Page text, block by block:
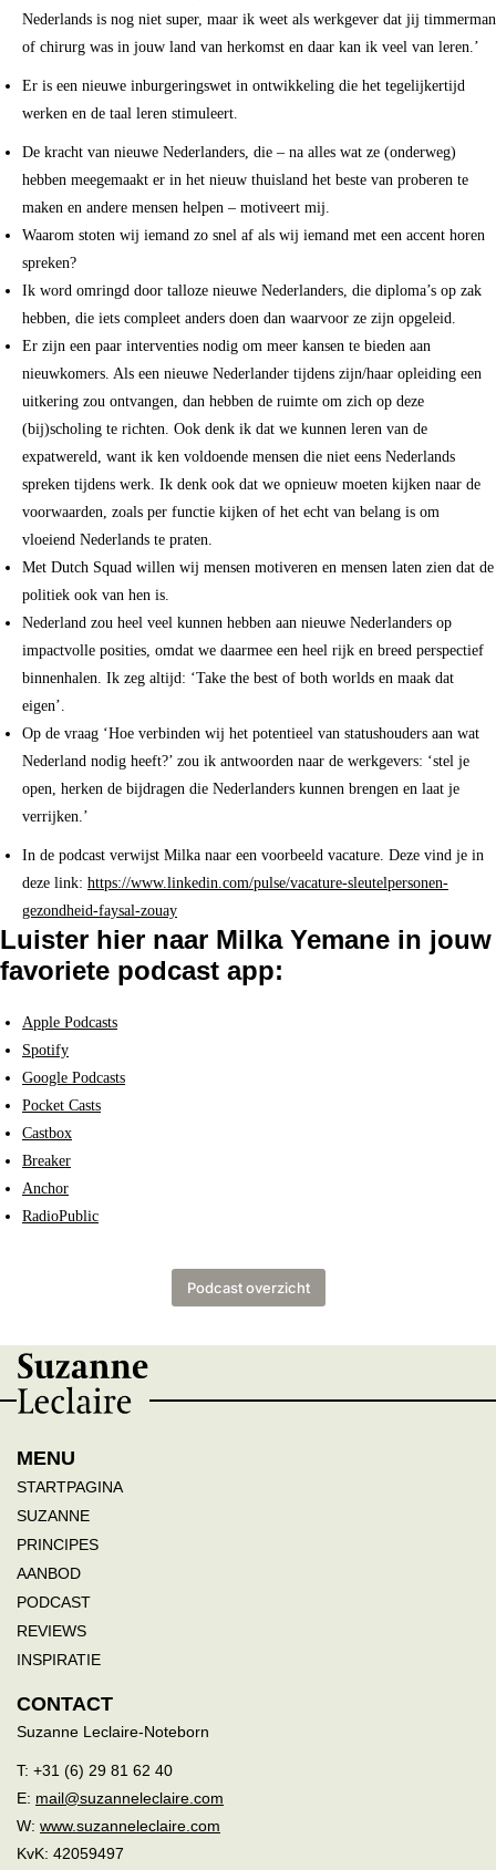
Nederlands is nog niet super, maar ik weet als werkgever dat jij timmerman
of chirurg was in jouw land van herkomst en daar kan ik veel van leren.’
Er is een nieuwe inburgeringswet in ontwikkeling die het tegelijkertijd
werken en de taal leren stimuleert.
De kracht van nieuwe Nederlanders, die – na alles wat ze (onderweg)
hebben meegemaakt er in het nieuw thuisland het beste van proberen te
maken en andere mensen helpen – motiveert mij.
Waarom stoten wij iemand zo snel af als wij iemand met een accent horen
spreken?
Ik word omringd door talloze nieuwe Nederlanders, die diploma’s op zak
hebben, die iets compleet anders doen dan waarvoor ze zijn opgeleid.
Er zijn een paar interventies nodig om meer kansen te bieden aan
nieuwkomers. Als een nieuwe Nederlander tijdens zijn/haar opleiding een
uitkering zou ontvangen, dan hebben de ruimte om zich op deze
(bij)scholing te richten. Ook denk ik dat we kunnen leren van de
expatwereld, want ik ken voldoende mensen die niet eens Nederlands
spreken tijdens werk. Ik denk ook dat we opnieuw moeten kijken naar de
voorwaarden, zoals per functie kijken of het echt van belang is om
vloeiend Nederlands te praten.
Met Dutch Squad willen wij mensen motiveren en mensen laten zien dat de
politiek ook van hen is.
Nederland zou heel veel kunnen hebben aan nieuwe Nederlanders op
impactvolle posities, omdat we daarmee een heel rijk en breed perspectief
binnenhalen. Ik zeg altijd: ‘Take the best of both worlds en maak dat
eigen’.
Op de vraag ‘Hoe verbinden wij het potentieel van statushouders aan wat
Nederland nodig heeft?’ zou ik antwoorden naar de werkgevers: ‘stel je
open, herken de bijdragen die Nederlanders kunnen brengen en laat je
verrijken.’
In de podcast verwijst Milka naar een voorbeeld vacature. Deze vind je in
deze link: https://www.linkedin.com/pulse/vacature-sleutelpersonen-
gezondheid-faysal-zouay
Luister hier naar Milka Yemane in jouw
favoriete podcast app:
Apple Podcasts
Spotify
Google Podcasts
Pocket Casts
Castbox
Breaker
Anchor
RadioPublic
Podcast overzicht
MENU
STARTPAGINA
SUZANNE
PRINCIPES
AANBOD
PODCAST
REVIEWS
INSPIRATIE
CONTACT
Suzanne Leclaire-Noteborn
T: +31 (6) 29 81 62 40
E: mail@suzanneleclaire.com
W: www.suzanneleclaire.com
KvK: 42059497